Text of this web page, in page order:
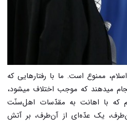
ممنوع است. ما با رفتارهایی که
میدهند که موجب اختلاف میشود،
که با اهانت به مقدّسات اهل‌سنّت
یک عدّه‌ای از آن‌طرف، بر آتش